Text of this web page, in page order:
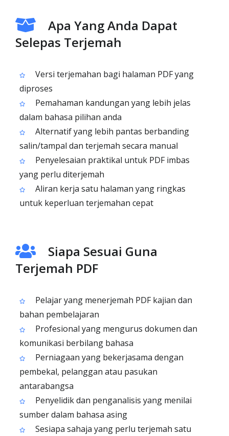
Apa Yang Anda Dapat
Selepas Terjemah
Versi terjemahan bagi halaman PDF yang
diproses
Pemahaman kandungan yang lebih jelas
dalam bahasa pilihan anda
Alternatif yang lebih pantas berbanding
salin/tampal dan terjemah secara manual
Penyelesaian praktikal untuk PDF imbas
yang perlu diterjemah
Aliran kerja satu halaman yang ringkas
untuk keperluan terjemahan cepat
Siapa Sesuai Guna
Terjemah PDF
Pelajar yang menerjemah PDF kajian dan
bahan pembelajaran
Profesional yang mengurus dokumen dan
komunikasi berbilang bahasa
Perniagaan yang bekerjasama dengan
pembekal, pelanggan atau pasukan
antarabangsa
Penyelidik dan penganalisis yang menilai
sumber dalam bahasa asing
Sesiapa sahaja yang perlu terjemah satu